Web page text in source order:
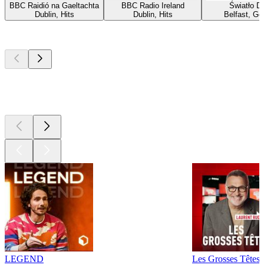
BBC Raidió na Gaeltachta
Dublin, Hits
BBC Radio Ireland
Dublin, Hits
Światło
Belfast,
LEGEND
Les Grosses Têtes